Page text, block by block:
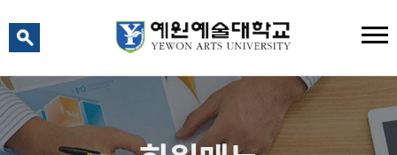
예원예술대학교 AI 상담